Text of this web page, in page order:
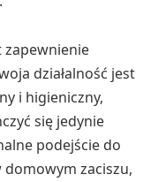
zapewnienie
działalność jest
i higieniczny,
się jedynie
podejście do
zaciszu,